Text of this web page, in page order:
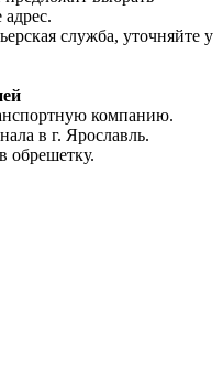
служба, уточняйте у
компанию.
в г. Ярославль.
обрешетку.